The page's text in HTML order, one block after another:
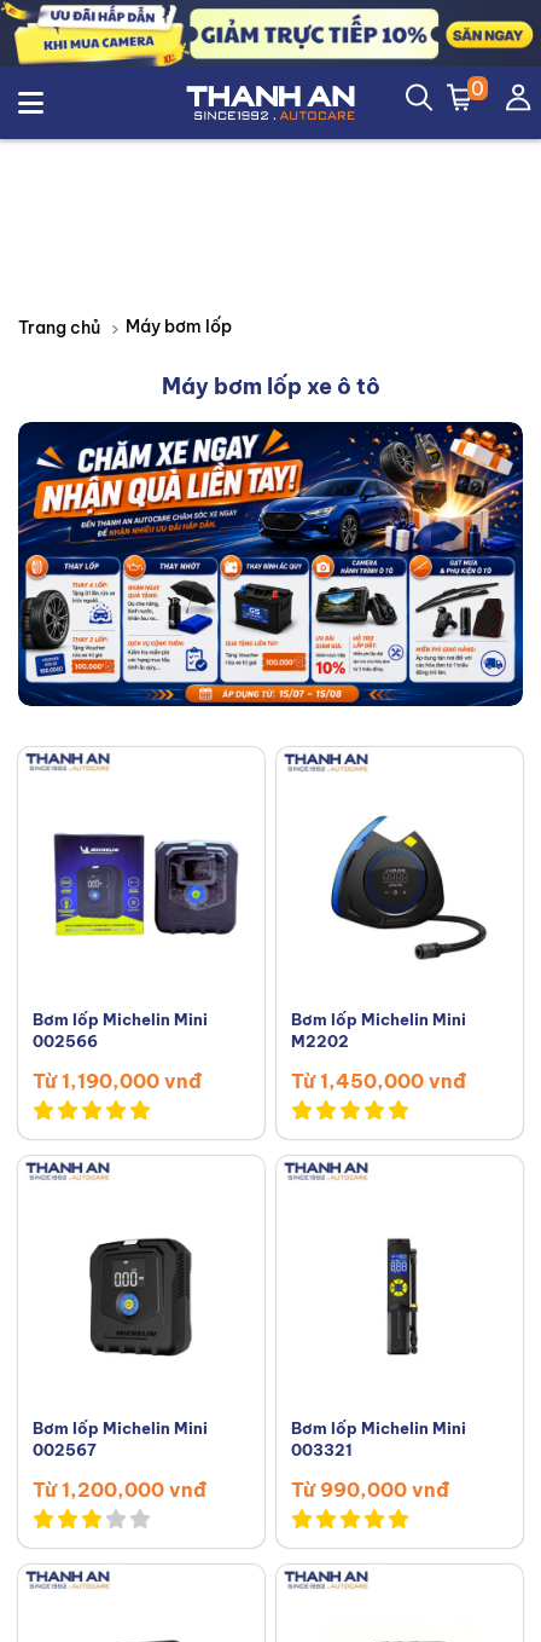
0
Trang chủ Máy bơm lốp
Máy bơm lốp xe ô tô
Bơm lốp Michelin Mini
002566
Từ 1,190,000 vnđ
Bơm lốp Michelin Mini
M2202
Từ 1,450,000 vnđ
Bơm lốp Michelin Mini
002567
Từ 1,200,000 vnđ
Bơm lốp Michelin Mini
003321
Từ 990,000 vnđ